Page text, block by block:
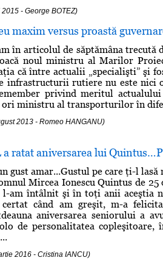
2015 - George BOTEZ)
maxim versus proastă
în articolul de săptămâna trecută
noul ministru al Marilor
că între actualii „specialişti” şi
infrastructurii rutiere nu este nici
privind meritul actualului
ori ministru al transporturilor în
2013 - Romeo HANGANU)
a ratat aniversarea lui
gust amar...Gustul pe care ţi-l
Mircea Ionescu Quintus de
l-am întâlnit şi în toţi anii aceştia
când am greşit, m-a
aniversarea seniorului a
de personalitatea
2016 - Cristina IANCU)